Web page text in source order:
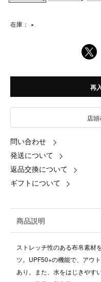
在庫： ×
再
店
問い合わせ
発送について
返品交換について
ギフトについて
商品説明
ストレッチ性のある布帛素材
ツ。UPF50+の機能で、アウ
あり。また、水をはじきやす